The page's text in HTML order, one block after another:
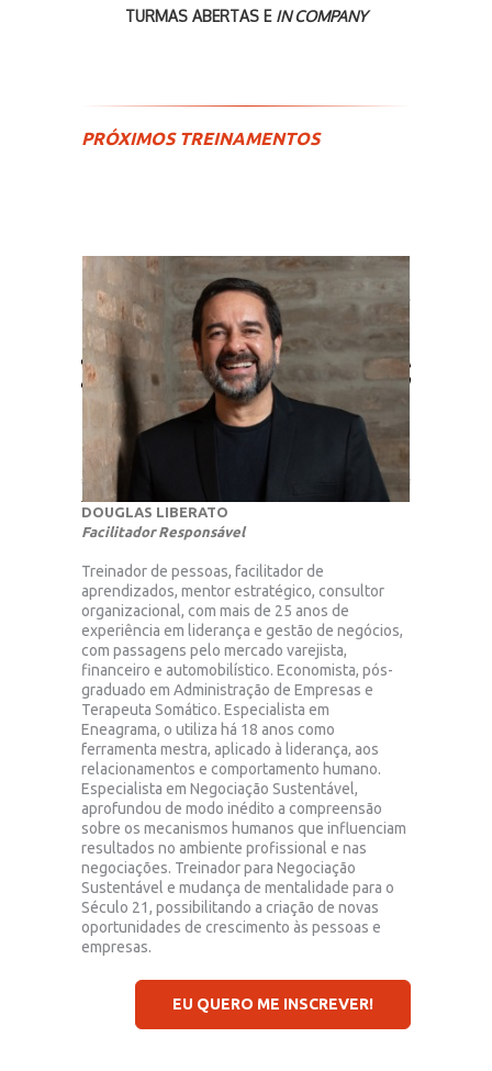
TURMAS ABERTAS E IN COMPANY
PRÓXIMOS TREINAMENTOS
DOUGLAS LIBERATO
Facilitador Responsável
Treinador de pessoas, facilitador de
aprendizados, mentor estratégico, consultor
organizacional, com mais de 25 anos de
experiência em liderança e gestão de negócios,
com passagens pelo mercado varejista,
financeiro e automobilístico. Economista, pós-
graduado em Administração de Empresas e
Terapeuta Somático. Especialista em
Eneagrama, o utiliza há 18 anos como
ferramenta mestra, aplicado à liderança, aos
relacionamentos e comportamento humano.
Especialista em Negociação Sustentável,
aprofundou de modo inédito a compreensão
sobre os mecanismos humanos que influenciam
resultados no ambiente profissional e nas
negociações. Treinador para Negociação
Sustentável e mudança de mentalidade para o
Século 21, possibilitando a criação de novas
oportunidades de crescimento às pessoas e
empresas.
EU QUERO ME INSCREVER!